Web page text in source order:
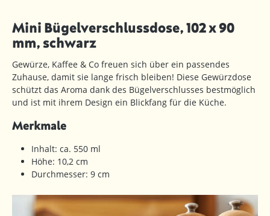
Mini Bügelverschlussdose, 102 x 90
mm, schwarz
Gewürze, Kaffee & Co freuen sich über ein passendes
Zuhause, damit sie lange frisch bleiben! Diese Gewürzdose
schützt das Aroma dank des Bügelverschlusses bestmöglich
und ist mit ihrem Design ein Blickfang für die Küche.
Merkmale
Inhalt: ca. 550 ml
Höhe: 10,2 cm
Durchmesser: 9 cm